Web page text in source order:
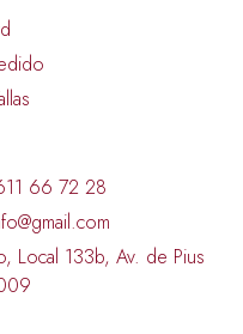
66 72 28
Local 133b, Av. de Pius